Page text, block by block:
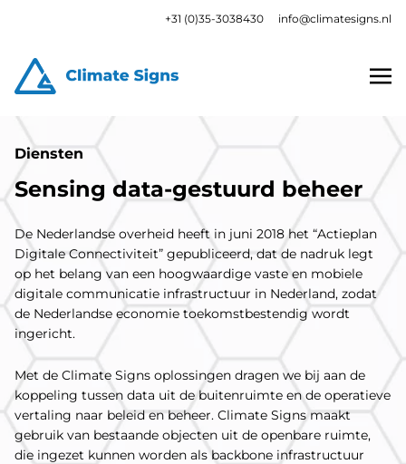
+31 (0)35-3038430 info@climatesigns.nl
Diensten
Sensing data-gestuurd beheer
De Nederlandse overheid heeft in juni 2018 het “Actieplan
Digitale Connectiviteit” gepubliceerd, dat de nadruk legt
op het belang van een hoogwaardige vaste en mobiele
digitale communicatie infrastructuur in Nederland, zodat
de Nederlandse economie toekomstbestendig wordt
ingericht.
Met de Climate Signs oplossingen dragen we bij aan de
koppeling tussen data uit de buitenruimte en de operatieve
vertaling naar beleid en beheer. Climate Signs maakt
gebruik van bestaande objecten uit de openbare ruimte,
die ingezet kunnen worden als backbone infrastructuur